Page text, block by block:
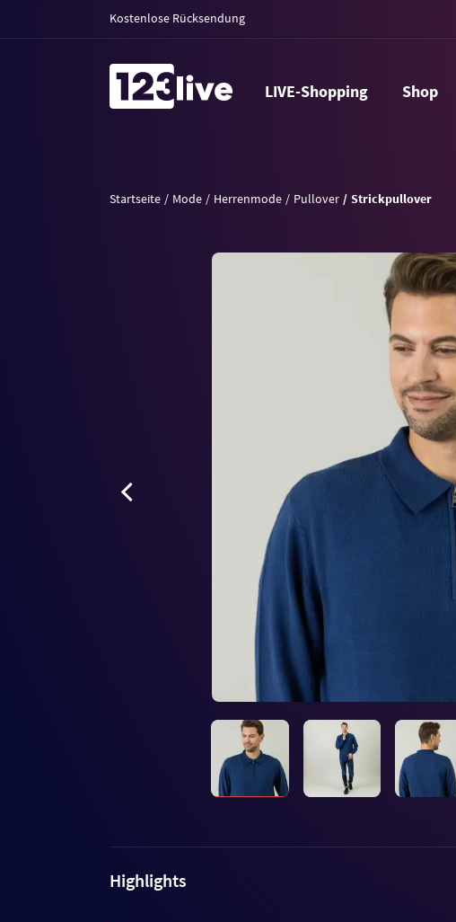
Kostenlose Rücksendung
LIVE-Shopping Shop
Startseite Mode Herrenmode Pullover Strickpullover
Highlights